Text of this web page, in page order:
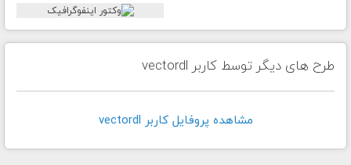
طرح های دیگر توسط کاربر vectordl
مشاهده پروفايل کاربر vectordl